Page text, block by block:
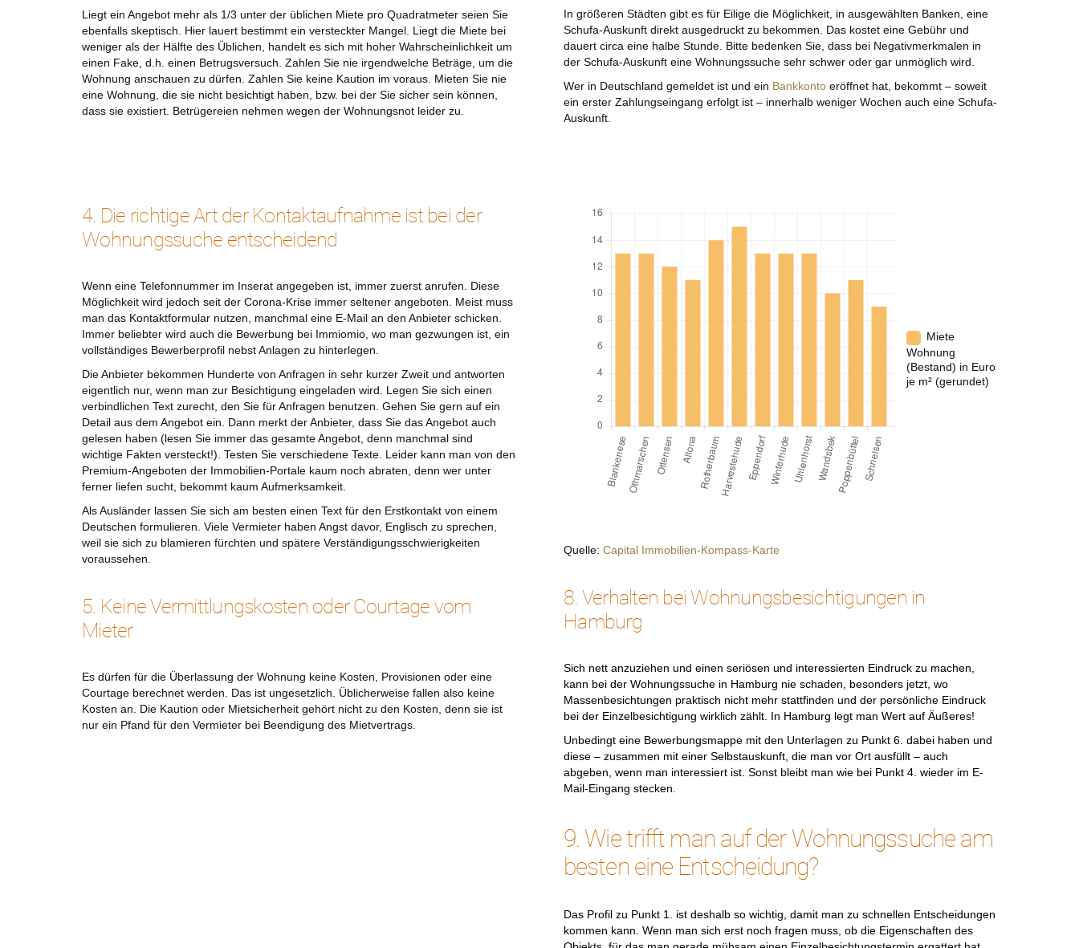
Liegt ein Angebot mehr als 1/3 unter der üblichen Miete pro Quadratmeter seien Sie
ebenfalls skeptisch. Hier lauert bestimmt ein versteckter Mangel. Liegt die Miete bei
weniger als der Hälfte des Üblichen, handelt es sich mit hoher Wahrscheinlichkeit um
einen Fake, d.h. einen Betrugsversuch. Zahlen Sie nie irgendwelche Beträge, um die
Wohnung anschauen zu dürfen. Zahlen Sie keine Kaution im voraus. Mieten Sie nie
eine Wohnung, die sie nicht besichtigt haben, bzw. bei der Sie sicher sein können,
dass sie existiert. Betrügereien nehmen wegen der Wohnungsnot leider zu.
In größeren Städten gibt es für Eilige die Möglichkeit, in ausgewählten Banken, eine
Schufa-Auskunft direkt ausgedruckt zu bekommen. Das kostet eine Gebühr und
dauert circa eine halbe Stunde. Bitte bedenken Sie, dass bei Negativmerkmalen in
der Schufa-Auskunft eine Wohnungssuche sehr schwer oder gar unmöglich wird.
Wer in Deutschland gemeldet ist und ein Bankkonto eröffnet hat, bekommt – soweit
ein erster Zahlungseingang erfolgt ist – innerhalb weniger Wochen auch eine Schufa-
Auskunft.
4. Die richtige Art der Kontaktaufnahme ist bei der
Wohnungssuche entscheidend
Wenn eine Telefonnummer im Inserat angegeben ist, immer zuerst anrufen. Diese
Möglichkeit wird jedoch seit der Corona-Krise immer seltener angeboten. Meist muss
man das Kontaktformular nutzen, manchmal eine E-Mail an den Anbieter schicken.
Immer beliebter wird auch die Bewerbung bei Immiomio, wo man gezwungen ist, ein
vollständiges Bewerberprofil nebst Anlagen zu hinterlegen.
Die Anbieter bekommen Hunderte von Anfragen in sehr kurzer Zweit und antworten
eigentlich nur, wenn man zur Besichtigung eingeladen wird. Legen Sie sich einen
verbindlichen Text zurecht, den Sie für Anfragen benutzen. Gehen Sie gern auf ein
Detail aus dem Angebot ein. Dann merkt der Anbieter, dass Sie das Angebot auch
gelesen haben (lesen Sie immer das gesamte Angebot, denn manchmal sind
wichtige Fakten versteckt!). Testen Sie verschiedene Texte. Leider kann man von den
Premium-Angeboten der Immobilien-Portale kaum noch abraten, denn wer unter
ferner liefen sucht, bekommt kaum Aufmerksamkeit.
Als Ausländer lassen Sie sich am besten einen Text für den Erstkontakt von einem
Deutschen formulieren. Viele Vermieter haben Angst davor, Englisch zu sprechen,
weil sie sich zu blamieren fürchten und spätere Verständigungsschwierigkeiten
voraussehen.
5. Keine Vermittlungskosten oder Courtage vom
Mieter
Es dürfen für die Überlassung der Wohnung keine Kosten, Provisionen oder eine
Courtage berechnet werden. Das ist ungesetzlich. Üblicherweise fallen also keine
Kosten an. Die Kaution oder Mietsicherheit gehört nicht zu den Kosten, denn sie ist
nur ein Pfand für den Vermieter bei Beendigung des Mietvertrags.
Miete
Wohnung
(Bestand) in Euro
je m² (gerundet)
Quelle: Capital Immobilien-Kompass-Karte
8. Verhalten bei Wohnungsbesichtigungen in
Hamburg
Sich nett anzuziehen und einen seriösen und interessierten Eindruck zu machen,
kann bei der Wohnungssuche in Hamburg nie schaden, besonders jetzt, wo
Massenbesichtungen praktisch nicht mehr stattfinden und der persönliche Eindruck
bei der Einzelbesichtigung wirklich zählt. In Hamburg legt man Wert auf Äußeres!
Unbedingt eine Bewerbungsmappe mit den Unterlagen zu Punkt 6. dabei haben und
diese – zusammen mit einer Selbstauskunft, die man vor Ort ausfüllt – auch
abgeben, wenn man interessiert ist. Sonst bleibt man wie bei Punkt 4. wieder im E-
Mail-Eingang stecken.
9. Wie trifft man auf der Wohnungssuche am
besten eine Entscheidung?
Das Profil zu Punkt 1. ist deshalb so wichtig, damit man zu schnellen Entscheidungen
kommen kann. Wenn man sich erst noch fragen muss, ob die Eigenschaften des